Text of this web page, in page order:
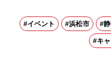
#イベント #浜松市 #
#キ